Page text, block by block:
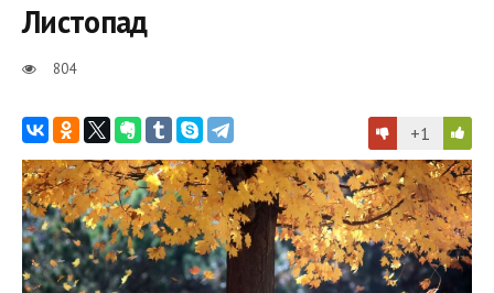
Листопад
804
+1